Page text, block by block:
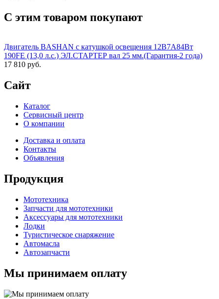
С этим товаром покупают
Двигатель BASHAN с катушкой освещения 12В7А84Вт
190FE (13,0 л.с.) ЭЛ.СТАРТЕР вал 25 мм.(Гарантия-2 года)
17 810 руб.
Сайт
Каталог
Сервисный центр
О компании
Доставка и оплата
Контакты
Объявления
Продукция
Мототехника
Запчасти для мототехники
Аксессуары для мототехники
Лодки
Туристическое снаряжение
Автомасла
Автозапчасти
Мы принимаем оплату